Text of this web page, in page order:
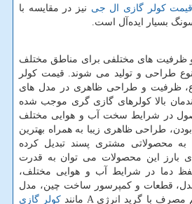
قیمت کولر گازی ال جی نیز در مقایسه با
بسیار ایده‌آل است.
و ظرفیت های مختلفی برای مناطق مختلف
طراحی و تولید می شوند. قیمت کولر
ظرفیت و طراحی ظاهری در مدل های
بالا کولرهای گازی گری موجب شده
در شرایط سخت آب و هوایی مختلف
طراحی ظاهری زیبا به همراه بهترین
محصولاتی مشتری پسند تبدیل کرده
بارز این محصولات می توان به قدرت
حفظ دما در شرایط آب و هوایی مختلف،
مدل، قطعات و کمپرسور ساخت چین، مدل
مصرف با گرید انرژی A مانند کولر گازی